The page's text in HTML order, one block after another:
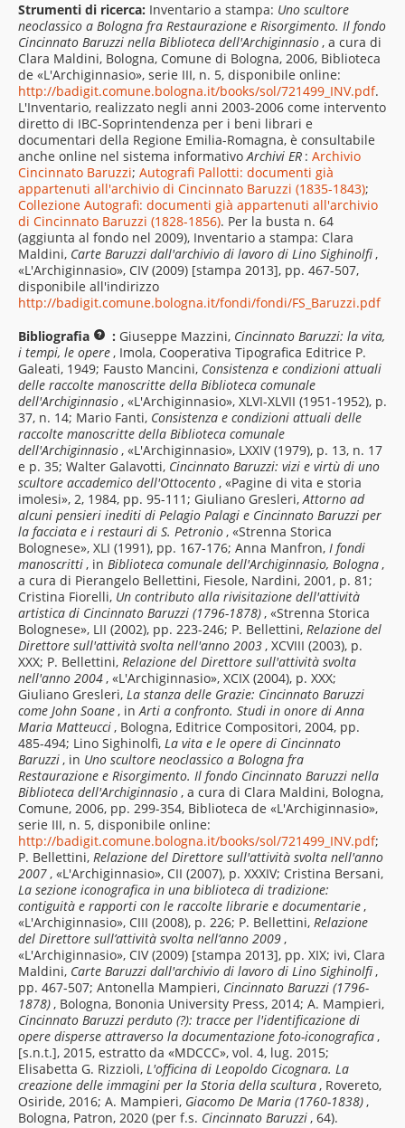
Strumenti di ricerca: Inventario a stampa: Uno scultore
neoclassico a Bologna fra Restaurazione e Risorgimento. Il fondo
Cincinnato Baruzzi nella Biblioteca dell'Archiginnasio, a cura di
Clara Maldini, Bologna, Comune di Bologna, 2006, Biblioteca
de «L'Archiginnasio», serie III, n. 5, disponibile online:
http://badigit.comune.bologna.it/books/sol/721499_INV.pdf.
L'Inventario, realizzato negli anni 2003-2006 come intervento
diretto di IBC-Soprintendenza per i beni librari e
documentari della Regione Emilia-Romagna, è consultabile
anche online nel sistema informativoArchivi ER : Archivio
Cincinnato Baruzzi; Autografi Pallotti: documenti già
appartenuti all'archivio di Cincinnato Baruzzi (1835-1843);
Collezione Autografi: documenti già appartenuti all'archivio
di Cincinnato Baruzzi (1828-1856). Per la busta n. 64
(aggiunta al fondo nel 2009), Inventario a stampa: Clara
Maldini, Carte Baruzzi dall'archivio di lavoro di Lino Sighinolfi,
«L'Archiginnasio», CIV (2009) [stampa 2013], pp. 467-507,
disponibile all'indirizzo
http://badigit.comune.bologna.it/fondi/fondi/FS_Baruzzi.pdf
Bibliografia
: Giuseppe Mazzini, Cincinnato Baruzzi: la vita,
i tempi, le opere, Imola, Cooperativa Tipografica Editrice P.
Galeati, 1949; Fausto Mancini, Consistenza e condizioni attuali
delle raccolte manoscritte della Biblioteca comunale
dell'Archiginnasio, «L'Archiginnasio», XLVI-XLVII (1951-1952), p.
37, n. 14; Mario Fanti, Consistenza e condizioni attuali delle
raccolte manoscritte della Biblioteca comunale
dell'Archiginnasio, «L'Archiginnasio», LXXIV (1979), p. 13, n. 17
e p. 35; Walter Galavotti, Cincinnato Baruzzi: vizi e virtù di uno
scultore accademico dell'Ottocento, «Pagine di vita e storia
imolesi», 2, 1984, pp. 95-111; Giuliano Gresleri,Attorno ad
alcuni pensieri inediti di Pelagio Palagi e Cincinnato Baruzzi per
la facciata e i restauri di S. Petronio, «Strenna Storica
Bolognese», XLI (1991), pp. 167-176; Anna Manfron, I fondi
manoscritti, in Biblioteca comunale dell'Archiginnasio, Bologna,
a cura di Pierangelo Bellettini, Fiesole, Nardini, 2001, p. 81;
Cristina Fiorelli, Un contributo alla rivisitazione dell'attività
artistica di Cincinnato Baruzzi (1796-1878), «Strenna Storica
Bolognese», LII (2002), pp. 223-246; P. Bellettini, Relazione del
Direttore sull'attività svolta nell'anno 2003, XCVIII (2003), p.
XXX; P. Bellettini, Relazione del Direttore sull'attività svolta
nell'anno 2004, «L'Archiginnasio», XCIX (2004), p. XXX;
Giuliano Gresleri, La stanza delle Grazie: Cincinnato Baruzzi
come John Soane, inArti a confronto. Studi in onore di Anna
Maria Matteucci, Bologna, Editrice Compositori, 2004, pp.
485-494; Lino Sighinolfi, La vita e le opere di Cincinnato
Baruzzi, in Uno scultore neoclassico a Bologna fra
Restaurazione e Risorgimento. Il fondo Cincinnato Baruzzi nella
Biblioteca dell'Archiginnasio, a cura di Clara Maldini, Bologna,
Comune, 2006, pp. 299-354, Biblioteca de «L'Archiginnasio»,
serie III, n. 5, disponibile online:
http://badigit.comune.bologna.it/books/sol/721499_INV.pdf;
P. Bellettini, Relazione del Direttore sull'attività svolta nell'anno
2007, «L'Archiginnasio», CII (2007), p. XXXIV; Cristina Bersani,
La sezione iconografica in una biblioteca di tradizione:
contiguità e rapporti con le raccolte librarie e documentarie,
«L'Archiginnasio», CIII (2008), p. 226; P. Bellettini, Relazione
del Direttore sull’attività svolta nell’anno 2009,
«L'Archiginnasio», CIV (2009) [stampa 2013], pp. XIX; ivi, Clara
Maldini, Carte Baruzzi dall'archivio di lavoro di Lino Sighinolfi,
pp. 467-507; Antonella Mampieri, Cincinnato Baruzzi (1796-
1878), Bologna, Bononia University Press, 2014; A. Mampieri,
Cincinnato Baruzzi perduto (?): tracce per l'identificazione di
opere disperse attraverso la documentazione foto-iconografica,
[s.n.t.], 2015, estratto da «MDCCC», vol. 4, lug. 2015;
Elisabetta G. Rizzioli, L'officina di Leopoldo Cicognara. La
creazione delle immagini per la Storia della scultura, Rovereto,
Osiride, 2016; A. Mampieri, Giacomo De Maria (1760-1838),
Bologna, Patron, 2020 (per f.s. Cincinnato Baruzzi, 64).